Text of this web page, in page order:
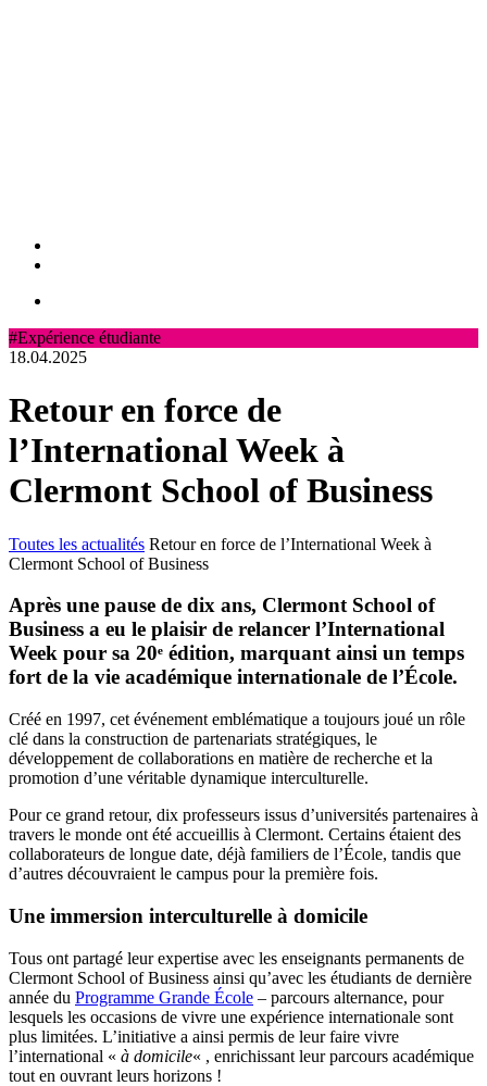
#Expérience étudiante
18.04.2025
Retour en force de
l’International Week à
Clermont School of Business
Toutes les actualités Retour en force de l’International Week à
Clermont School of Business
Après une pause de dix ans, Clermont School of
Business a eu le plaisir de relancer l’International
Week pour sa 20ᵉ édition, marquant ainsi un temps
fort de la vie académique internationale de l’École.
Créé en 1997, cet événement emblématique a toujours joué un rôle
clé dans la construction de partenariats stratégiques, le
développement de collaborations en matière de recherche et la
promotion d’une véritable dynamique interculturelle.
Pour ce grand retour, dix professeurs issus d’universités partenaires à
travers le monde ont été accueillis à Clermont. Certains étaient des
collaborateurs de longue date, déjà familiers de l’École, tandis que
d’autres découvraient le campus pour la première fois.
Une immersion interculturelle à domicile
Tous ont partagé leur expertise avec les enseignants permanents de
Clermont School of Business ainsi qu’avec les étudiants de dernière
année du Programme Grande École – parcours alternance, pour
lesquels les occasions de vivre une expérience internationale sont
plus limitées. L’initiative a ainsi permis de leur faire vivre
l’international « à domicile« , enrichissant leur parcours académique
tout en ouvrant leurs horizons !